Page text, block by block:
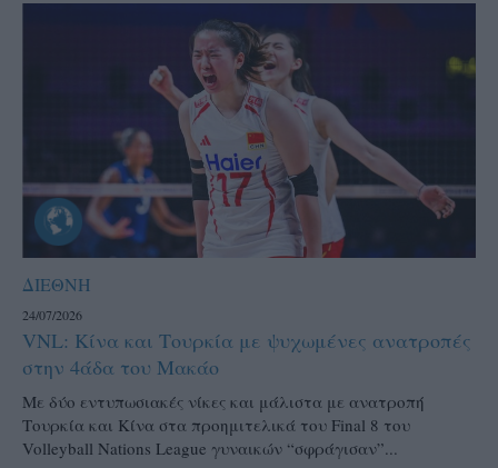
ΔΙΕΘΝΗ
24/07/2026
VNL: Κίνα και Τουρκία με ψυχωμένες ανατροπές
στην 4άδα του Μακάο
Με δύο εντυπωσιακές νίκες και μάλιστα με ανατροπή
Τουρκία και Κίνα στα προημιτελικά του Final 8 του
Volleyball Nations League γυναικών “σφράγισαν”...